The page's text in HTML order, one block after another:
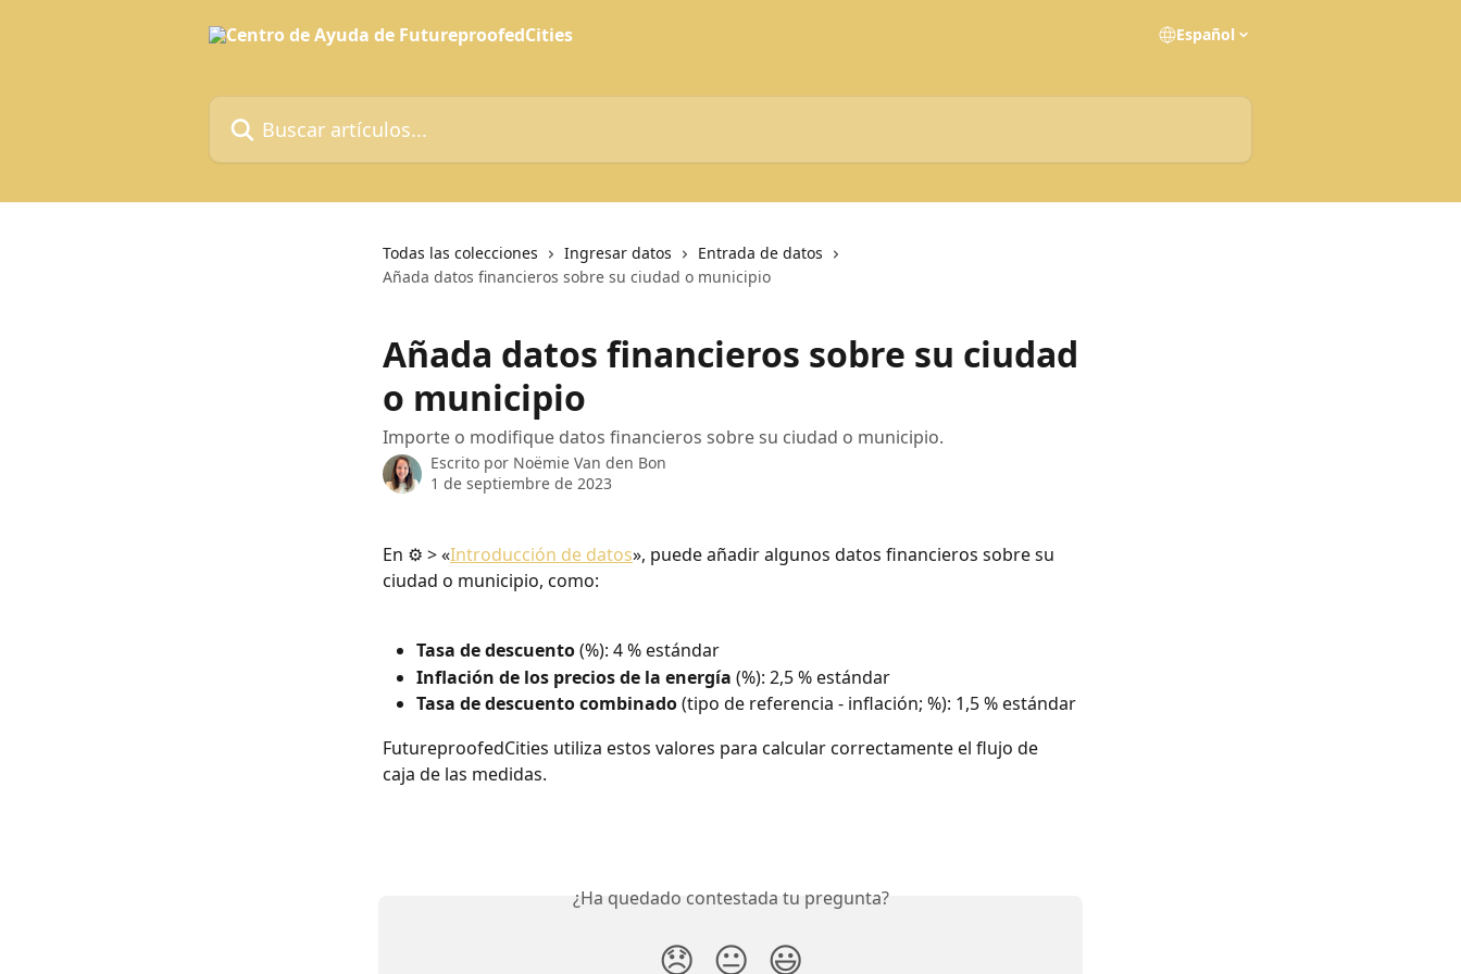
Español
Buscar artículos...
Todas las colecciones Ingresar datos
Entrada de datos
Añada datos financieros sobre su ciudad o municipio
Añada datos financieros sobre su ciudad
o municipio
Importe o modifique datos financieros sobre su ciudad o municipio.
Escrito por Noëmie Van den Bon
1 de septiembre de 2023
En ⚙️ > «Introducción de datos», puede añadir algunos datos financieros sobre su
ciudad o municipio, como:
Tasa de descuento (%): 4 % estándar
Inflación de los precios de la energía (%): 2,5 % estándar
Tasa de descuento combinado (tipo de referencia - inflación; %): 1,5 % estándar
FutureproofedCities utiliza estos valores para calcular correctamente el flujo de
caja de las medidas.
¿Ha quedado contestada tu pregunta?
😞 😐 😃